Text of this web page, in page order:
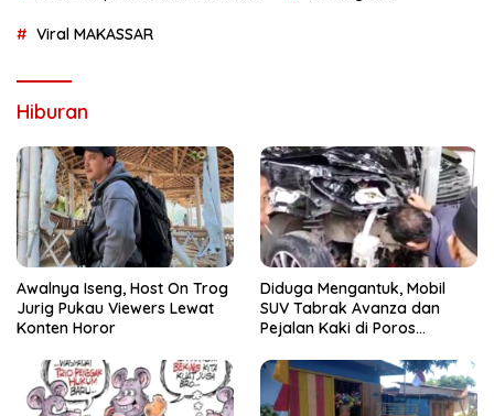
Viral MAKASSAR
Hiburan
Awalnya Iseng, Host On Trog
Jurig Pukau Viewers Lewat
Konten Horor
Diduga Mengantuk, Mobil
SUV Tabrak Avanza dan
Pejalan Kaki di Poros